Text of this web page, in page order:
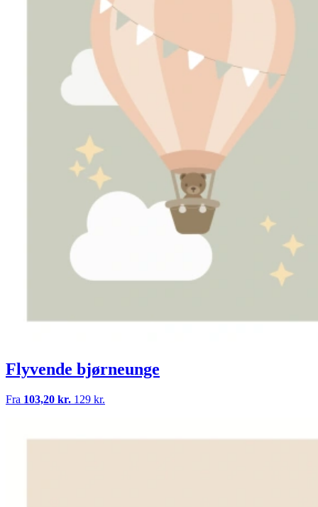
Flyvende bjørneunge
Fra 103,20 kr. 129 kr.